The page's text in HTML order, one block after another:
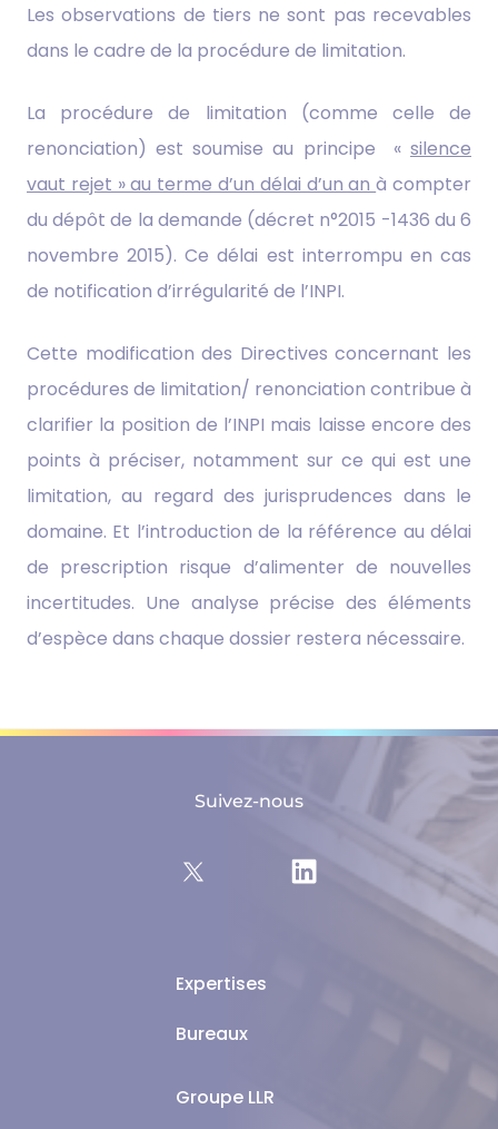
Les observations de tiers ne sont pas recevables
dans le cadre de la procédure de limitation.
La procédure de limitation (comme celle de
renonciation) est soumise au principe « silence
vaut rejet » au terme d’un délai d’un anà compter
du dépôt de la demande (décret n°2015 -1436 du 6
novembre 2015). Ce délai est interrompu en cas
de notification d’irrégularité de l’INPI.
Cette modification des Directives concernant les
procédures de limitation/ renonciation contribue à
clarifier la position de l’INPI mais laisse encore des
points à préciser, notamment sur ce qui est une
limitation, au regard des jurisprudences dans le
domaine. Et l’introduction de la référence au délai
de prescription risque d’alimenter de nouvelles
incertitudes. Une analyse précise des éléments
d’espèce dans chaque dossier restera nécessaire.
Expertises
Bureaux
Groupe LLR
Suivez-nous